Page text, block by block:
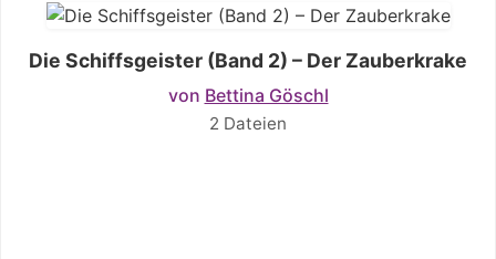
Die Schiffsgeister (Band 2) – Der Zauberkrake
von Bettina Göschl
2 Dateien